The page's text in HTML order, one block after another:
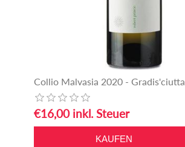
Collio Malvasia 2020 - Gradis'ciutta
€16,00 inkl. Steuer